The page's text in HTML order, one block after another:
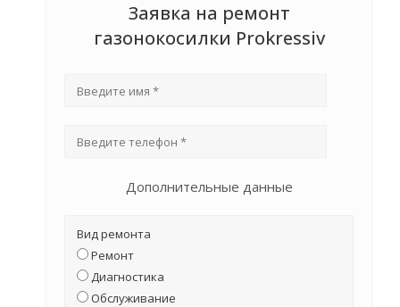
Заявка на ремонт
газонокосилки Prokressiv
Дополнительные данные
Вид ремонта
Ремонт
Диагностика
Обслуживание